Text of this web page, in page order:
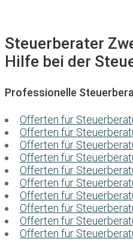
Steuerberater
Hilfe bei der
Professionelle
Offerten für
Offerten für
Offerten für
Offerten für
Offerten für
Offerten für
Offerten für
Offerten für
Offerten für
Offerten für